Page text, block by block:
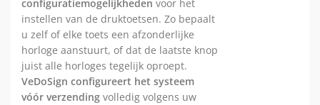
configuratiemogelijkheden voor het
instellen van de druktoetsen. Zo bepaalt
u zelf of elke toets een afzonderlijke
horloge aanstuurt, of dat de laatste knop
juist alle horloges tegelijk oproept.
VeDoSign configureert het systeem
vóór verzending volledig volgens uw